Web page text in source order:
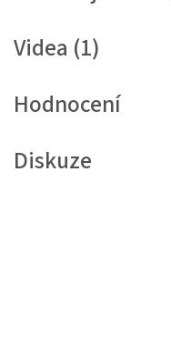
Videa (1)
Hodnocení
Diskuze